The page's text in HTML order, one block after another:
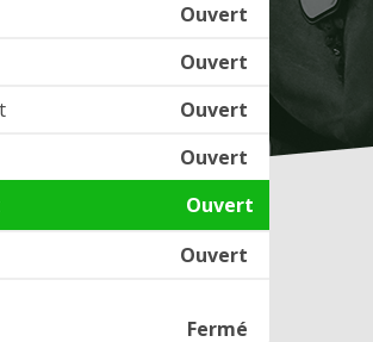
Ouvert
Ouvert
Ouvert
Ouvert
Ouvert
Ouvert
Fermé